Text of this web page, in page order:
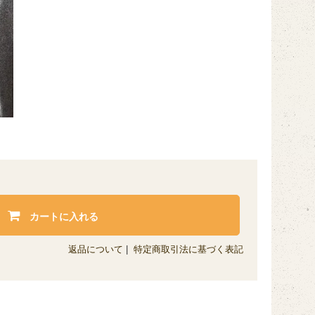
カートに入れる
返品について 特定商取引法に基づく表記